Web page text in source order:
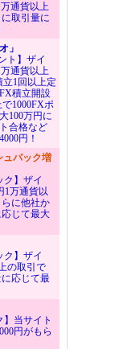
通貨以上
取引量に
」
ト】ザイ
通貨以上
立1回以上定
積立開設
1000FXポ
100万円に
合格など
円！
ュバック増
ク】ザイ
1万通貨以
に他社か
じて最大
ク】ザイ
の取引で
応じて最
】当サイト
円がもら